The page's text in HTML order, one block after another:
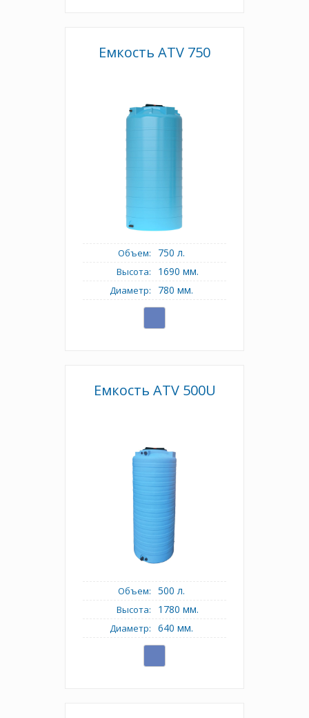
Емкость АТV 750
Объем: 750 л.
Высота: 1690 мм.
Диаметр: 780 мм.
Емкость АТV 500U
Объем: 500 л.
Высота: 1780 мм.
Диаметр: 640 мм.